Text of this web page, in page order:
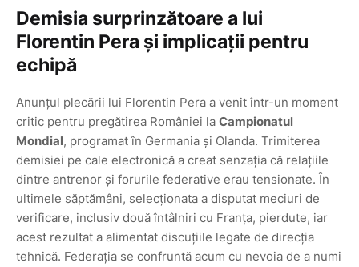
Demisia surprinzătoare a lui
Florentin Pera și implicații pentru
echipă
Anunțul plecării lui Florentin Pera a venit într-un moment
critic pentru pregătirea României la Campionatul
Mondial, programat în Germania și Olanda. Trimiterea
demisiei pe cale electronică a creat senzația că relațiile
dintre antrenor și forurile federative erau tensionate. În
ultimele săptămâni, selecționata a disputat meciuri de
verificare, inclusiv două întâlniri cu Franța, pierdute, iar
acest rezultat a alimentat discuțiile legate de direcția
tehnică. Federația se confruntă acum cu nevoia de a numi